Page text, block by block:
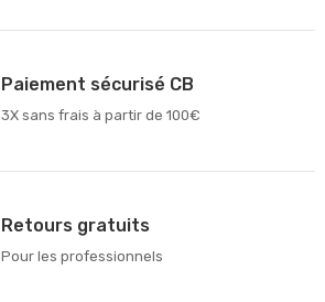
Paiement sécurisé CB
3X sans frais à partir de 100€
Retours gratuits
Pour les professionnels